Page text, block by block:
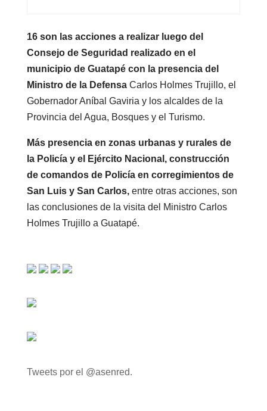
16 son las acciones a realizar luego del
Consejo de Seguridad realizado en el
municipio de Guatapé con la presencia del
Ministro de la DefensaCarlos Holmes Trujillo, el
Gobernador Aníbal Gaviria y los alcaldes de la
Provincia del Agua, Bosques y el Turismo.
Más presencia en zonas urbanas y rurales de
la Policía y el Ejército Nacional, construcción
de comandos de Policía en corregimientos de
San Luis y San Carlos,entre otras acciones, son
las conclusiones de la visita del Ministro Carlos
Holmes Trujillo a Guatapé.
Tweets por el @asenred.